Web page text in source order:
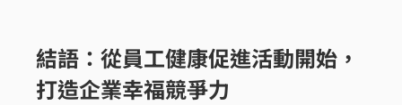
結語：從員工健康促進活動開始，
打造企業幸福競爭力